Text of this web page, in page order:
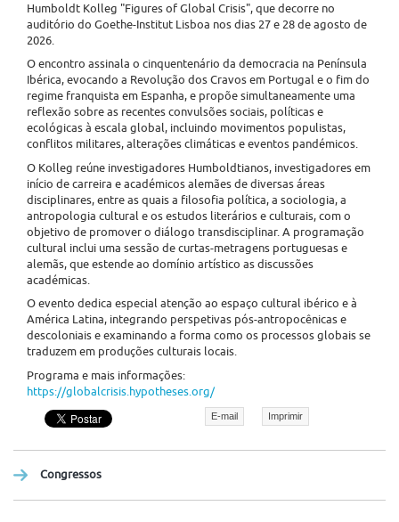
Humboldt Kolleg "Figures of Global Crisis", que decorre no
auditório do Goethe-Institut Lisboa nos dias 27 e 28 de agosto de
2026.
O encontro assinala o cinquentenário da democracia na Península
Ibérica, evocando a Revolução dos Cravos em Portugal e o fim do
regime franquista em Espanha, e propõe simultaneamente uma
reflexão sobre as recentes convulsões sociais, políticas e
ecológicas à escala global, incluindo movimentos populistas,
conflitos militares, alterações climáticas e eventos pandémicos.
O Kolleg reúne investigadores Humboldtianos, investigadores em
início de carreira e académicos alemães de diversas áreas
disciplinares, entre as quais a filosofia política, a sociologia, a
antropologia cultural e os estudos literários e culturais, com o
objetivo de promover o diálogo transdisciplinar. A programação
cultural inclui uma sessão de curtas-metragens portuguesas e
alemãs, que estende ao domínio artístico as discussões
académicas.
O evento dedica especial atenção ao espaço cultural ibérico e à
América Latina, integrando perspetivas pós-antropocênicas e
descoloniais e examinando a forma como os processos globais se
traduzem em produções culturais locais.
Programa e mais informações:
https://globalcrisis.hypotheses.org/
E-mail Imprimir
Congressos